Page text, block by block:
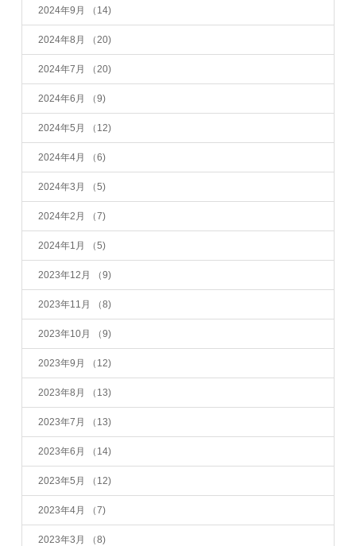
2024年9月 （14)
2024年8月 （20)
2024年7月 （20)
2024年6月 （9)
2024年5月 （12)
2024年4月 （6)
2024年3月 （5)
2024年2月 （7)
2024年1月 （5)
2023年12月 （9)
2023年11月 （8)
2023年10月 （9)
2023年9月 （12)
2023年8月 （13)
2023年7月 （13)
2023年6月 （14)
2023年5月 （12)
2023年4月 （7)
2023年3月 （8)